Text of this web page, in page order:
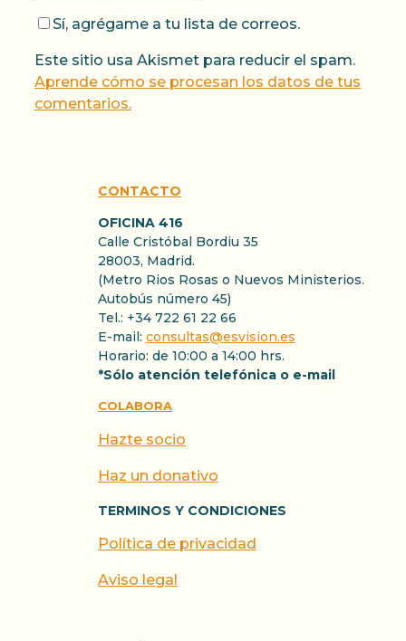
Sí, agrégame a tu lista de correos.
Este sitio usa Akismet para reducir el spam.
Aprende cómo se procesan los datos de tus
comentarios.
CONTACTO
OFICINA 416
Calle Cristóbal Bordiu 35
28003, Madrid.
(Metro Rios Rosas o Nuevos Ministerios.
Autobús número 45)
Tel.: +34 722 61 22 66
E-mail: consultas@esvision.es
Horario: de 10:00 a 14:00 hrs.
*Sólo atención telefónica o e-mail
COLABORA
Hazte socio
Haz un donativo
TERMINOS Y CONDICIONES
Política de privacidad
Aviso legal